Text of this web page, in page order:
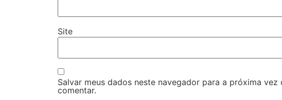
Site
Salvar meus dados neste navegador para a próxima vez
comentar.